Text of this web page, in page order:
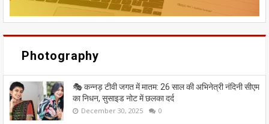
Photography
🎭 कन्नड़ टीवी जगत में मातम: 26 साल की अभिनेत्री नंदिनी सीएम
का निधन, सुसाइड नोट में छलका दर्द
December 30, 2025 0